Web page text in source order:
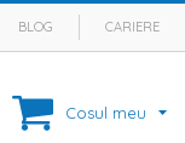
BLOG CARIERE
Cosul meu